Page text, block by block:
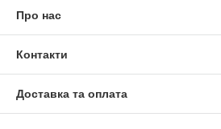
Про нас
Контакти
Доставка та оплата